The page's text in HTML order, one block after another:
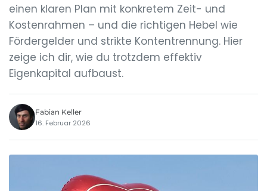
einen klaren Plan mit konkretem Zeit- und
Kostenrahmen – und die richtigen Hebel wie
Fördergelder und strikte Kontentrennung. Hier
zeige ich dir, wie du trotzdem effektiv
Eigenkapital aufbaust.
Fabian Keller
16. Februar 2026